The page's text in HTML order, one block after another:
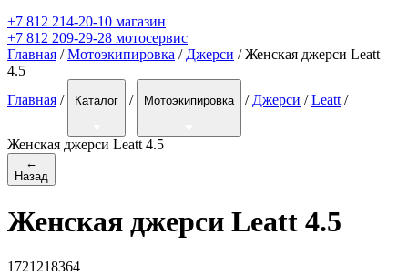
+7 812 214-20-10 магазин
+7 812 209-29-28 мотосервис
Главная /Мотоэкипировка / Джерси / Женская джерси Leatt
4.5
Главная / Каталог / Мотоэкипировка / Джерси / Leatt /
Женская джерси Leatt 4.5
←
Назад
Женская джерси Leatt 4.5
1721218364